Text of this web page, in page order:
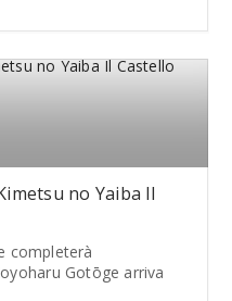
no Yaiba Il
completerà
Gotōge arriva